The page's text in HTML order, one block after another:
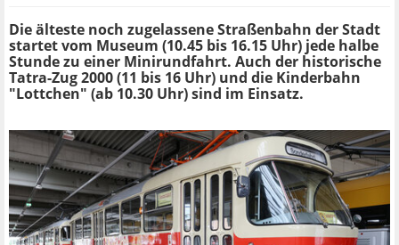
Die älteste noch zugelassene Straßenbahn der Stadt
startet vom Museum (10.45 bis 16.15 Uhr) jede halbe
Stunde zu einer Minirundfahrt. Auch der historische
Tatra-Zug 2000 (11 bis 16 Uhr) und die Kinderbahn
"Lottchen" (ab 10.30 Uhr) sind im Einsatz.